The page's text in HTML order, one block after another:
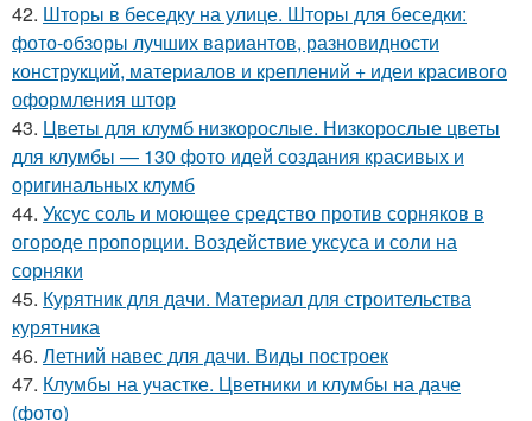
42. Шторы в беседку на улице. Шторы для беседки:
фото-обзоры лучших вариантов, разновидности
конструкций, материалов и креплений + идеи красивого
оформления штор
43. Цветы для клумб низкорослые. Низкорослые цветы
для клумбы — 130 фото идей создания красивых и
оригинальных клумб
44. Уксус соль и моющее средство против сорняков в
огороде пропорции. Воздействие уксуса и соли на
сорняки
45. Курятник для дачи. Материал для строительства
курятника
46. Летний навес для дачи. Виды построек
47. Клумбы на участке. Цветники и клумбы на даче
(фото)